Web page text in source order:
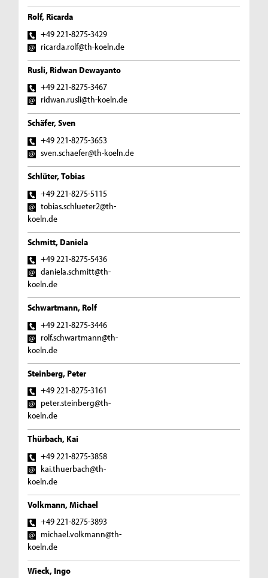
Rolf, Ricarda
+49 221-8275-3429
ricarda.rolf@th-koeln.de
Rusli, Ridwan Dewayanto
+49 221-8275-3467
ridwan.rusli@th-koeln.de
Schäfer, Sven
+49 221-8275-3653
sven.schaefer@th-koeln.de
Schlüter, Tobias
+49 221-8275-5115
tobias.schlueter2@th-
koeln.de
Schmitt, Daniela
+49 221-8275-5436
daniela.schmitt@th-
koeln.de
Schwartmann, Rolf
+49 221-8275-3446
rolf.schwartmann@th-
koeln.de
Steinberg, Peter
+49 221-8275-3161
peter.steinberg@th-
koeln.de
Thürbach, Kai
+49 221-8275-3858
kai.thuerbach@th-
koeln.de
Volkmann, Michael
+49 221-8275-3893
michael.volkmann@th-
koeln.de
Wieck, Ingo